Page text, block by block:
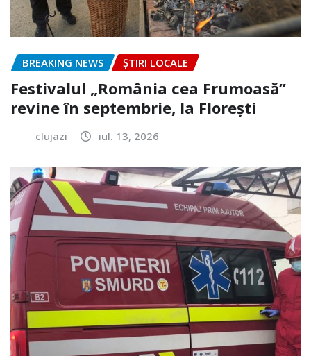
BREAKING NEWS ȘTIRI LOCALE
Festivalul „România cea Frumoasă”
revine în septembrie, la Florești
clujazi iul. 13, 2026